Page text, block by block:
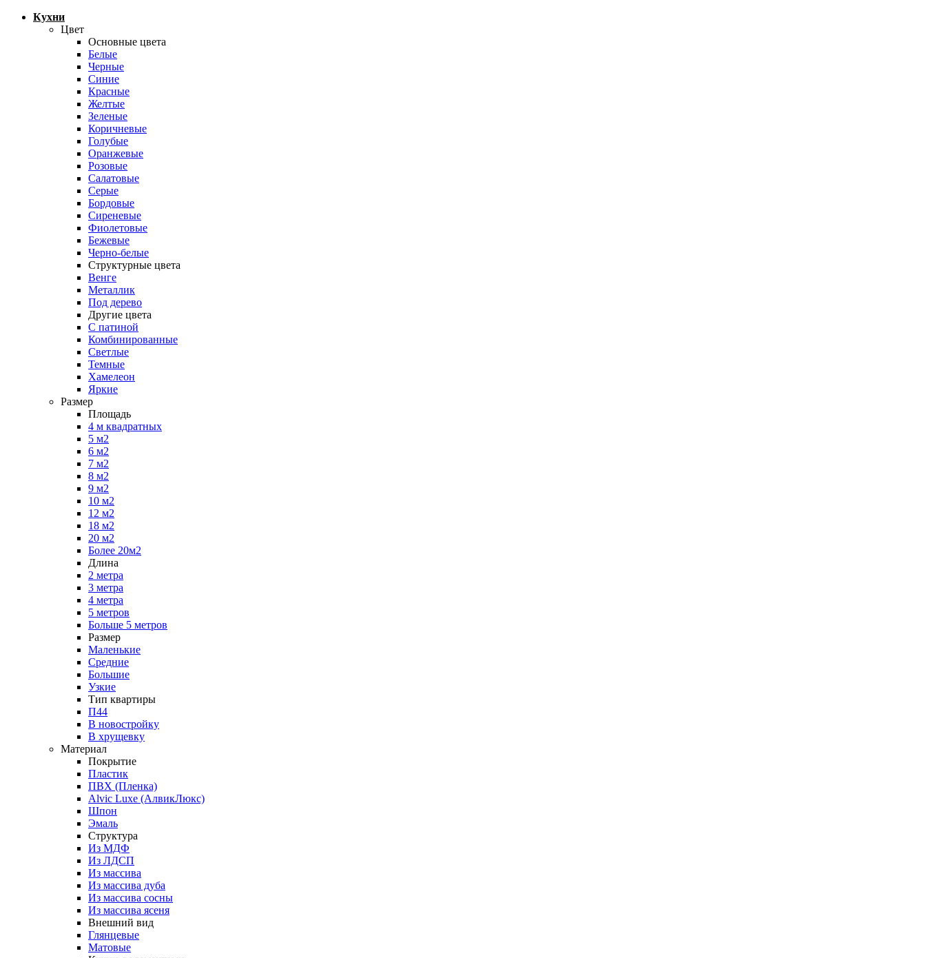
Кухни
Цвет
Основные цвета
Белые
Черные
Синие
Красные
Желтые
Зеленые
Коричневые
Голубые
Оранжевые
Розовые
Салатовые
Серые
Бордовые
Сиреневые
Фиолетовые
Бежевые
Черно-белые
Структурные цвета
Венге
Металлик
Под дерево
Другие цвета
С патиной
Комбинированные
Светлые
Темные
Хамелеон
Яркие
Размер
Площадь
4 м квадратных
5 м2
6 м2
7 м2
8 м2
9 м2
10 м2
12 м2
18 м2
20 м2
Более 20м2
Длина
2 метра
3 метра
4 метра
5 метров
Больше 5 метров
Размер
Маленькие
Средние
Большие
Узкие
Тип квартиры
П44
В новостройку
В хрущевку
Материал
Покрытие
Пластик
ПВХ (Пленка)
Alvic Luxe (АлвикЛюкс)
Шпон
Эмаль
Структура
Из МДФ
Из ЛДСП
Из массива
Из массива дуба
Из массива сосны
Из массива ясеня
Внешний вид
Глянцевые
Матовые